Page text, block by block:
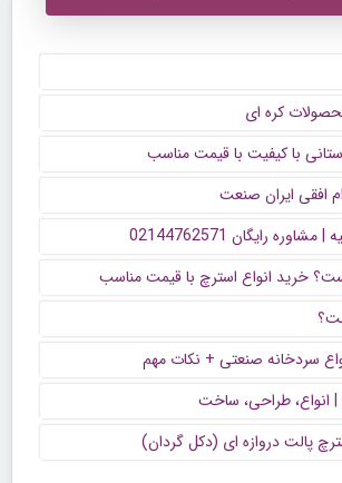
کره ای
با کیفیت با قیمت مناسب
افقی ایران صنعت
رایگان 02144762571
خرید انواع استرچ با قیمت مناسب
سردخانه صنعتی + نکات مهم
انواع، طراحی، ساخت
پالت دروازه ای (دکل گردان)